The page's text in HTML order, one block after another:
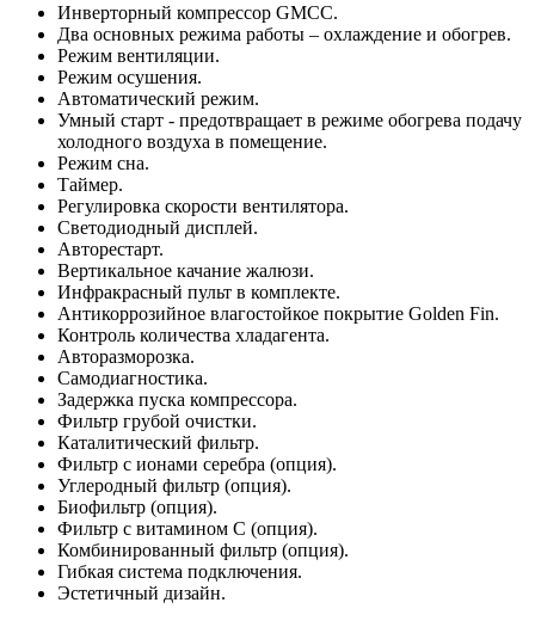
Инверторный компрессор GMCC.
Два основных режима работы – охлаждение и обогрев.
Режим вентиляции.
Режим осушения.
Автоматический режим.
Умный старт - предотвращает в режиме обогрева подачу
холодного воздуха в помещение.
Режим сна.
Таймер.
Регулировка скорости вентилятора.
Светодиодный дисплей.
Авторестарт.
Вертикальное качание жалюзи.
Инфракрасный пульт в комплекте.
Антикоррозийное влагостойкое покрытие Golden Fin.
Контроль количества хладагента.
Авторазморозка.
Самодиагностика.
Задержка пуска компрессора.
Фильтр грубой очистки.
Каталитический фильтр.
Фильтр с ионами серебра (опция).
Углеродный фильтр (опция).
Биофильтр (опция).
Фильтр с витамином C (опция).
Комбинированный фильтр (опция).
Гибкая система подключения.
Эстетичный дизайн.